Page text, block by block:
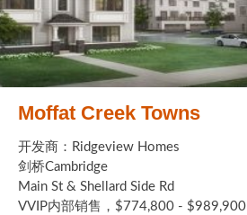
Moffat Creek Towns
开发商：Ridgeview Homes
剑桥Cambridge
Main St & Shellard Side Rd
VVIP内部销售，$774,800 - $989,900